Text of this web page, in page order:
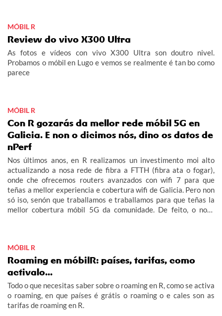
MÓBIL R
Review do vivo X300 Ultra
As fotos e vídeos con vivo X300 Ultra son doutro nivel.
Probamos o móbil en Lugo e vemos se realmente é tan bo como
parece
MÓBIL R
Con R gozarás da mellor rede móbil 5G en
Galicia. E non o dicimos nós, dino os datos de
nPerf
Nos últimos anos, en R realizamos un investimento moi alto
actualizando a nosa rede de fibra a FTTH (fibra ata o fogar),
onde che ofrecemos routers avanzados con wifi 7 para que
teñas a mellor experiencia e cobertura wifi de Galicia. Pero non
só iso, senón que traballamos e traballamos para que teñas la
mellor cobertura móbil 5G da comunidade. De feito, o noso
MÓBIL R
Roaming en móbilR: países, tarifas, como
activalo...
Todo o que necesitas saber sobre o roaming en R, como se activa
o roaming, en que países é grátis o roaming o e cales son as
tarifas de roaming en R.